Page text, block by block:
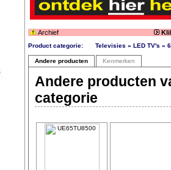
Archief
Product categorie: Televisies » LED TV's »
Andere producten Kenmerken
Andere producten
categorie